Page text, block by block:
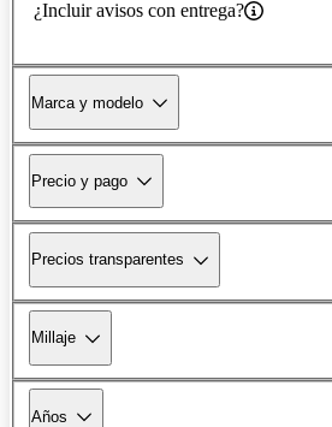
¿Incluir avisos con entrega?
Marca y modelo
Precio y pago
Precios transparentes
Millaje
Años